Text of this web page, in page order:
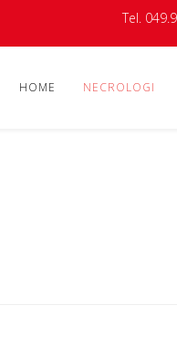
Tel.
HOME NECROLOGI